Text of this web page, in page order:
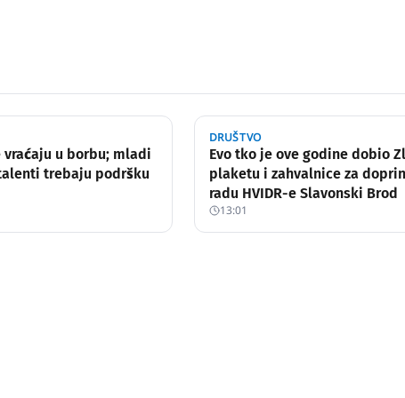
vraćaju u borbu; mladi
trebaju podršku
DRUŠTVO
Evo tko je ove godine dobio
plaketu i zahvalnice za
radu HVIDR-e Slavonski Brod
13:01